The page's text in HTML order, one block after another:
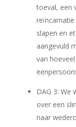
toeval, een
slapen en
aangevuld
van
DAG 3: We
over een
naar